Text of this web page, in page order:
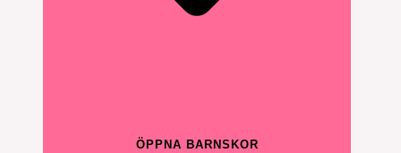
ÖPPNA BARNSKOR